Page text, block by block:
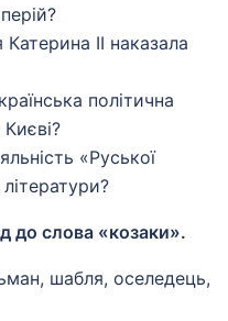
ІІ наказала
політична
«Руської
літератури?
до слова «козаки».
шабля, оселедець,